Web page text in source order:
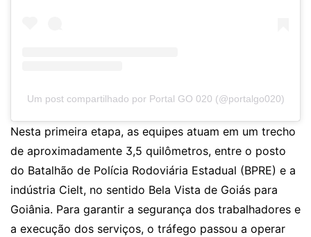
Um post compartilhado por Portal GO 020 (@portalgo020)
Nesta primeira etapa, as equipes atuam em um trecho
de aproximadamente 3,5 quilômetros, entre o posto
do Batalhão de Polícia Rodoviária Estadual (BPRE) e a
indústria Cielt, no sentido Bela Vista de Goiás para
Goiânia. Para garantir a segurança dos trabalhadores e
a execução dos serviços, o tráfego passou a operar